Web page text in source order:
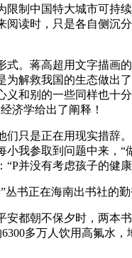
中国特大城市可持续
阅读时，只是各自侧沉
蒋高超用文字描画的
为解救我国的生态做出
义和别的一些同样也十
济学给出了阐释！
是正在用现实措辞。
小我参取到问题中来，
并没有考虑孩子的健
书正在海南出书社的勤
朝不保夕时，两本书
多万人饮用高氟水